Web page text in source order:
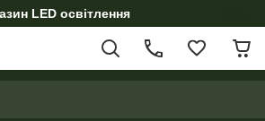
LED освітлення